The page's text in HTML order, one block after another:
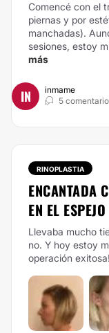
Comencé con el
piernas y por
manchadas).
sesiones, estoy
más
IN
inmame
5
RINOPLASTIA
ENCANTADA
EN EL
Llevaba mucho
no. Y hoy estoy
operación